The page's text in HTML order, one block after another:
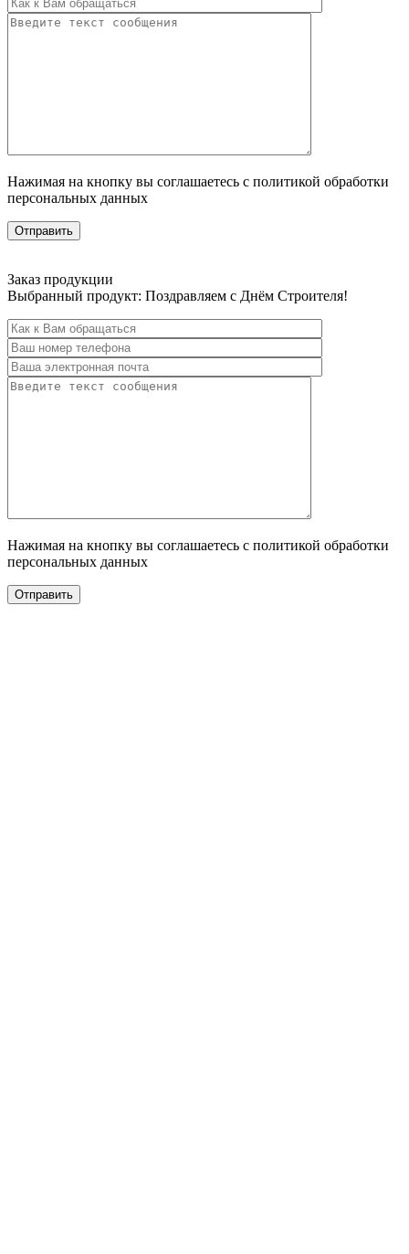
Нажимая на кнопку вы соглашаетесь с политикой обработки
персональных данных
Заказ продукции
Выбранный продукт: Поздравляем с Днём Строителя!
Нажимая на кнопку вы соглашаетесь с политикой обработки
персональных данных